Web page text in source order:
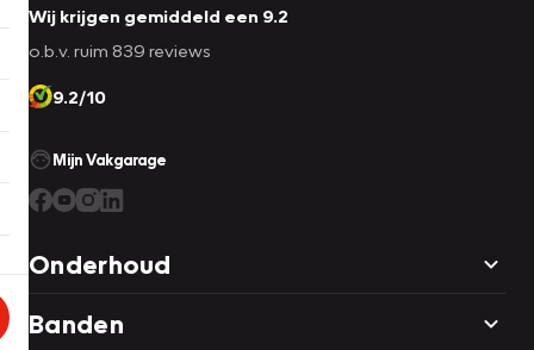
Wij krijgen gemiddeld een 9.2
o.b.v. ruim 839 reviews
9.2/10
Mijn Vakgarage
Onderhoud
Banden